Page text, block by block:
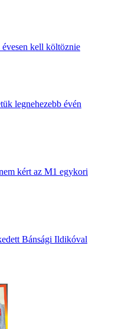
kell költöznie
legnehezebb évén
kért az M1 egykori
Bánsági Ildikóval